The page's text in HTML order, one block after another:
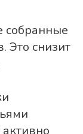
собранные
Это снизит